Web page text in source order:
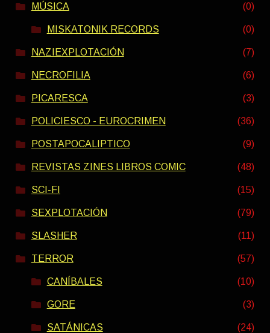
MÚSICA (0)
MISKATONIK RECORDS (0)
NAZIEXPLOTACIÓN (7)
NECROFILIA (6)
PICARESCA (3)
POLICIESCO - EUROCRIMEN (36)
POSTAPOCALIPTICO (9)
REVISTAS ZINES LIBROS COMIC (48)
SCI-FI (15)
SEXPLOTACIÓN (79)
SLASHER (11)
TERROR (57)
CANÍBALES (10)
GORE (3)
SATÁNICAS (24)